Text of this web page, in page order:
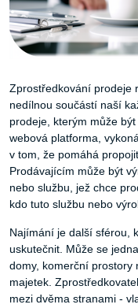
Zprostředkování prodeje
nedílnou součástí naší
prodeje, kterým může
webová platforma,
v tom, že pomáhá
Prodávajícím může být
nebo službu, jež chce
kdo tuto službu nebo
Najímání je další sférou,
uskutečnit. Může se
domy, komerční prostory
majetek.
mezi dvěma stranami -